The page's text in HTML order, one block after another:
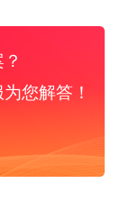
您解答！